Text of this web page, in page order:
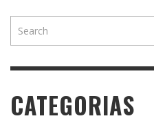
CATEGORIAS